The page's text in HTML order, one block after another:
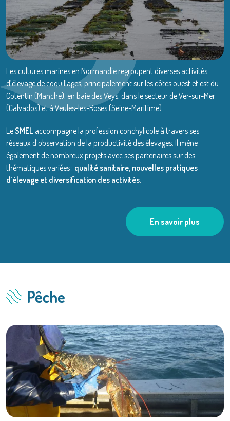
Les cultures marines en Normandie regroupent diverses activités
d’élevage de coquillages, principalement sur les côtes ouest et est du
Cotentin (Manche), en baie des Veys, dans le secteur de Ver-sur-Mer
(Calvados) et à Veules-les-Roses (Seine-Maritime).
LeSMEL accompagne la profession conchylicole à travers ses
réseaux d’observation de la productivité des élevages. Il mène
également de nombreux projets avec ses partenaires sur des
thématiques variées : qualité sanitaire, nouvelles pratiques
d’élevage et diversification des activités.
En savoir plus
Pêche